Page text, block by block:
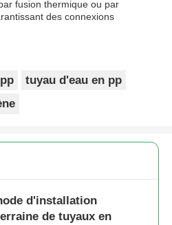
fusion thermique ou par
des connexions
tuyau d'eau en pp
d'installation
de tuyaux en